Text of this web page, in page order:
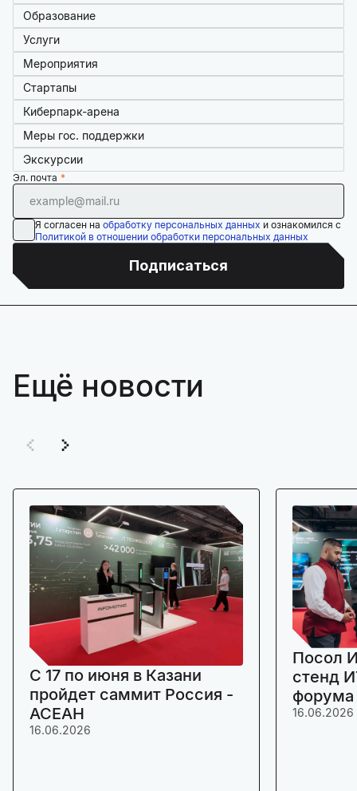
Образование
Услуги
Мероприятия
Стартапы
Киберпарк-арена
Меры гос. поддержки
Экскурсии
Эл. почта
Я согласен на обработку персональных данных и ознакомился с
Политикой в отношении обработки персональных данных
Подписаться
Ещё новости
C 17 по июня в Казани
пройдет саммит Россия -
АСЕАН
16.06.2026
Посол
стенд
16.06.2026